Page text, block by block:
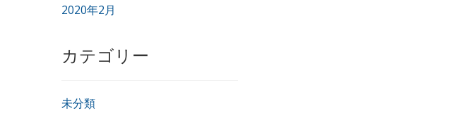
2020年2月
カテゴリー
未分類